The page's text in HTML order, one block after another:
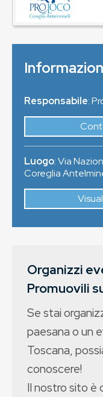
Responsabile:
Luogo:Via
Coreglia
Organizzi
Promuovili
Se stai
paesana o un
Toscana,
conoscere!
Il nostro sito è